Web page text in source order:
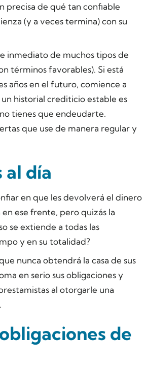
precisa de qué tan confiable
(y a veces termina) con su
inmediato de muchos tipos de
términos favorables). Si está
años en el futuro, comience a
historial crediticio estable es
tienes que endeudarte.
que use de manera regular y
al día
en que les devolverá el dinero
ese frente, pero quizás la
se extiende a todas las
y en su totalidad?
nunca obtendrá la casa de sus
en serio sus obligaciones y
al otorgarle una
de